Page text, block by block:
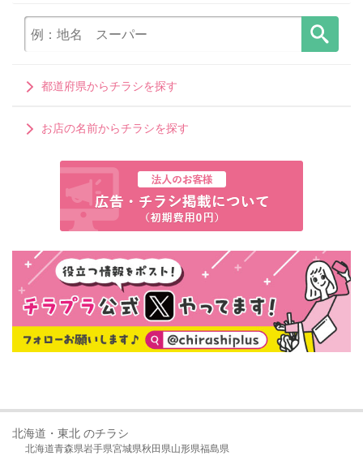
都道府県からチラシを探す
お店の名前からチラシを探す
北海道・東北 のチラシ
北海道青森県岩手県宮城県秋田県山形県福島県